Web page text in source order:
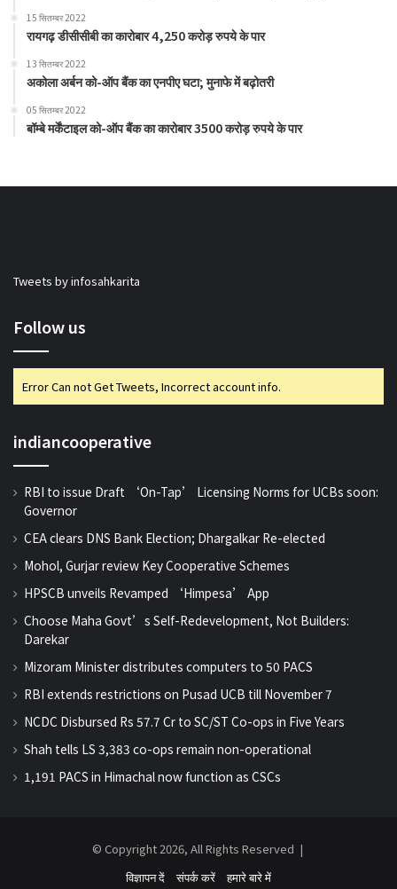
15 सितम्बर 2022
रायगढ़ डीसीसीबी का कारोबार 4,250 करोड़ रुपये के पार
13 सितम्बर 2022
अकोला अर्बन को-ऑप बैंक का एनपीए घटा; मुनाफे में बढ़ोतरी
05 सितम्बर 2022
बॉम्बे मर्केंटाइल को-ऑप बैंक का कारोबार 3500 करोड़ रुपये के पार
Tweets by infosahkarita
Follow us
Error Can not Get Tweets, Incorrect account info.
indiancooperative
RBI to issue Draft ‘On-Tap’ Licensing Norms for UCBs soon:
Governor
CEA clears DNS Bank Election; Dhargalkar Re-elected
Mohol, Gurjar review Key Cooperative Schemes
HPSCB unveils Revamped ‘Himpesa’ App
Choose Maha Govt’s Self-Redevelopment, Not Builders:
Darekar
Mizoram Minister distributes computers to 50 PACS
RBI extends restrictions on Pusad UCB till November 7
NCDC Disbursed Rs 57.7 Cr to SC/ST Co-ops in Five Years
Shah tells LS 3,383 co-ops remain non-operational
1,191 PACS in Himachal now function as CSCs
© Copyright 2026, All Rights Reserved |
विज्ञापन दें
संपर्क करें हमारे बारे में